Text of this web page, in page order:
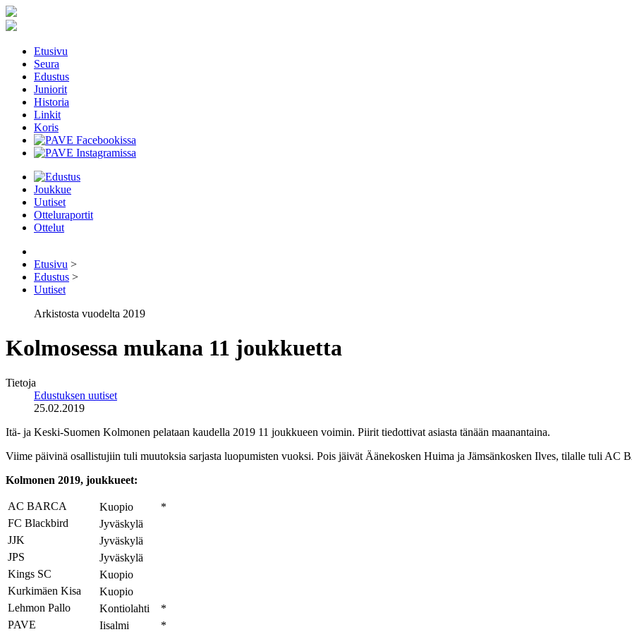
Etusivu
Seura
Edustus
Juniorit
Historia
Linkit
Koris
Joukkue
Uutiset
Otteluraportit
Ottelut
Etusivu >
Edustus >
Uutiset
Arkistosta vuodelta 2019
Kolmosessa mukana 11 joukkuetta
Tietoja
Edustuksen uutiset
25.02.2019
Itä- ja Keski-Suomen Kolmonen pelataan kaudella 2019 11 joukkueen voimin. Piirit tiedottivat asiasta tänään maanantaina.
Viime päivinä osallistujiin tuli muutoksia sarjasta luopumisten vuoksi. Pois jäivät Äänekosken Huima ja Jämsänkosken Ilves, tilalle tuli AC
Kolmonen 2019, joukkueet:
AC BARCA Kuopio
*
FC Blackbird
Jyväskylä
JJK
Jyväskylä
JPS
Jyväskylä
Kings SC
Kuopio
Kurkimäen Kisa
Kuopio
Lehmon Pallo
Kontiolahti
*
PAVE
Iisalmi
*